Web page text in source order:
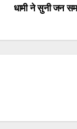
धामी ने सुनी जन